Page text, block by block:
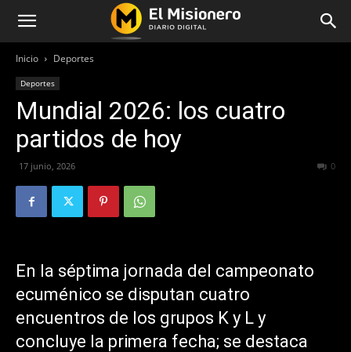
Inicio Deportes
Deportes
Mundial 2026: los cuatro
partidos de hoy
17 junio, 2026 0
En la séptima jornada del campeonato
ecuménico se disputan cuatro
encuentros de los grupos K y L y
concluye la primera fecha; se destaca